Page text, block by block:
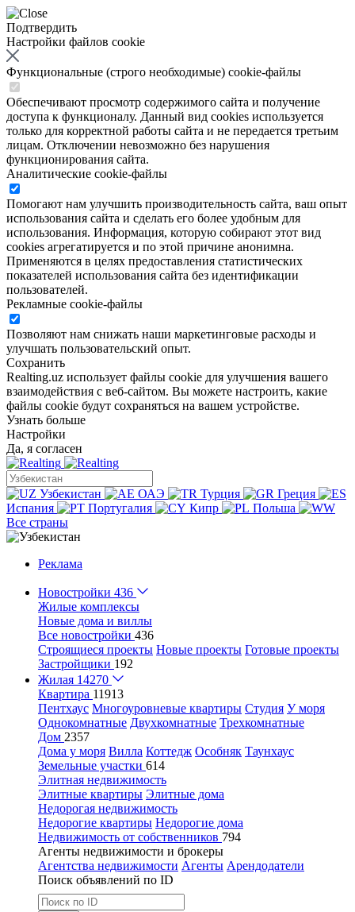
Подтвердить
Настройки файлов cookie
Функциональные (строго необходимые) cookie-файлы
Обеспечивают просмотр содержимого сайта и получение
доступа к функционалу. Данный вид cookies используется
только для корректной работы сайта и не передается третьим
лицам. Отключении невозможно без нарушения
функционирования сайта.
Аналитические cookie-файлы
Помогают нам улучшить производительность сайта, ваш опыт
использования сайта и сделать его более удобным для
использования. Информация, которую собирают этот вид
cookies агрегатируется и по этой причине анонимна.
Применяются в целях предоставления статистических
показателей использования сайта без идентификации
пользователей.
Рекламные cookie-файлы
Позволяют нам снижать наши маркетинговые расходы и
улучшать пользовательский опыт.
Сохранить
Realting.uz использует файлы cookie для улучшения вашего
взаимодействия с веб-сайтом. Вы можете настроить, какие
файлы cookie будут сохраняться на вашем устройстве.
Узнать больше
Настройки
Да, я согласен
Узбекистан ОАЭ Турция
Греция
Испания
Португалия Кипр
Польша
Все страны
Реклама
Новостройки 436
Жилые комплексы
Новые дома и виллы
Все новостройки 436
Строящиеся проекты Новые проекты Готовые проекты
Застройщики 192
Жилая 14270
Квартира 11913
Пентхаус Многоуровневые квартиры Студия У моря
Однокомнатные Двухкомнатные Трехкомнатные
Дом 2357
Дома у моря Вилла Коттедж Особняк Таунхаус
Земельные участки 614
Элитная недвижимость
Элитные квартиры Элитные дома
Недорогая недвижимость
Недорогие квартиры Недорогие дома
Недвижимость от собственников 794
Агенты недвижимости и брокеры
Агентства недвижимости Агенты Арендодатели
Поиск объявлений по ID